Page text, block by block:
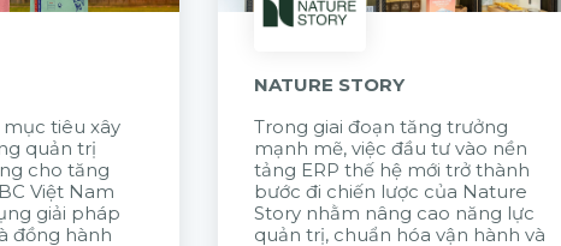
tiêu xây
quản trị
cho tăng
Việt Nam
giải pháp
đồng hành
NATURE STORY
Trong giai đoạn tăng trưởng
mạnh mẽ, việc đầu tư vào nền
tảng ERP thế hệ mới trở thành
bước đi chiến lược của Nature
Story nhằm nâng cao năng lực
quản trị, chuẩn hóa vận hành và